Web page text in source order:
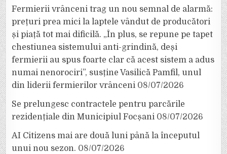
Fermierii vrânceni trag un nou semnal de alarmă:
prețuri prea mici la laptele vândut de producători
și piață tot mai dificilă. „În plus, se repune pe tapet
chestiunea sistemului anti-grindină, deși
fermierii au spus foarte clar că acest sistem a adus
numai nenorociri”, susține Vasilică Pamfil, unul
din liderii fermierilor vrânceni 08/07/2026
Se prelungesc contractele pentru parcările
rezidențiale din Municipiul Focșani 08/07/2026
AI Citizens mai are două luni până la începutul
unui nou sezon. 08/07/2026